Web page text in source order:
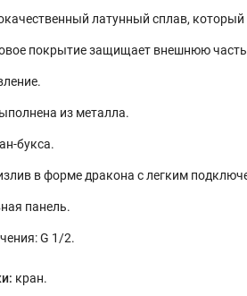
латунный сплав,
покрытие защищает внешнюю часть
из металла.
букса.
в форме дракона с легким
панель.
G 1/2.
кран.